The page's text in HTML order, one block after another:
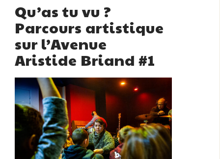
Qu’as tu vu ?
Parcours artistique
sur l’Avenue
Aristide Briand #1